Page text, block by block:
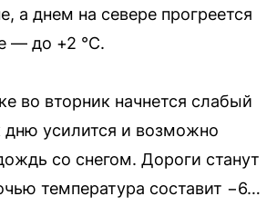
а днем на севере прогреется
— до +2 °C.
во вторник начнется слабый
дню усилится и возможно
со снегом. Дороги станут
температура составит −6…